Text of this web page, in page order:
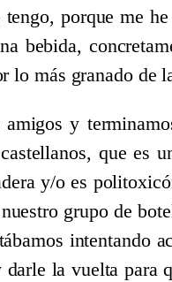
porque me
bebida,
lo más granado de
y
que es
y/o es
grupo de
intentando
la vuelta para